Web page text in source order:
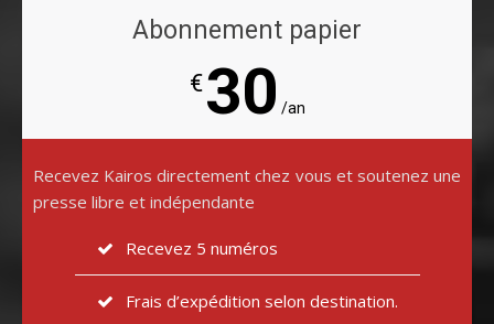
Abonnement papier
€30 /an
Recevez Kairos directement chez vous et soutenez une
presse libre et indépendante
Recevez 5 numéros
Frais d’expédition selon destination.